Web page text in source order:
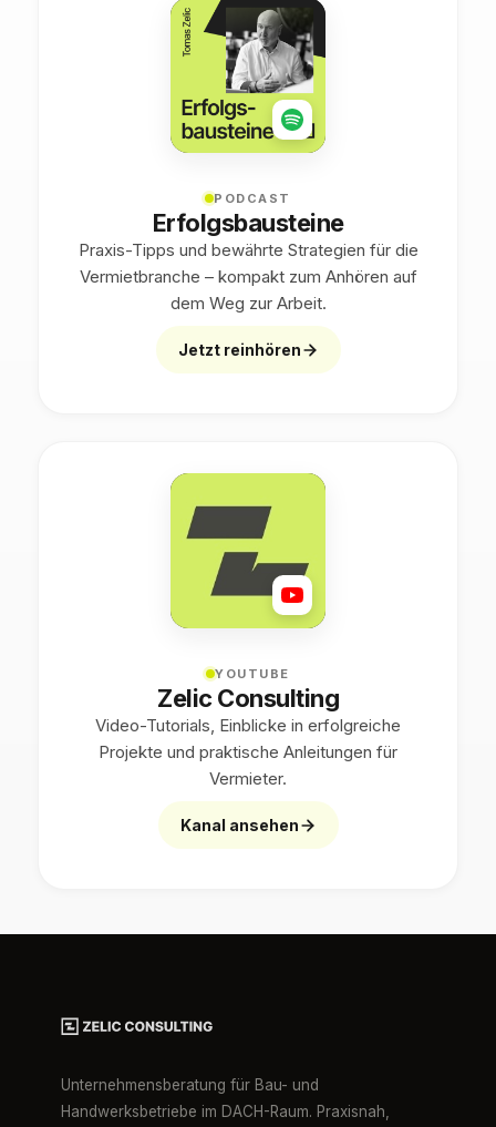
PODCAST
Erfolgsbausteine
Praxis-Tipps und bewährte Strategien für die
Vermietbranche – kompakt zum Anhören auf
dem Weg zur Arbeit.
Jetzt reinhören
YOUTUBE
Zelic Consulting
Video-Tutorials, Einblicke in erfolgreiche
Projekte und praktische Anleitungen für
Vermieter.
Kanal ansehen
Unternehmensberatung für Bau- und
Handwerksbetriebe im DACH-Raum. Praxisnah,